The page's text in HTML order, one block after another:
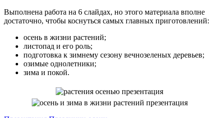
Выполнена работа на 6 слайдах, но этого материала вполне
достаточно, чтобы коснуться самых главных приготовлений:
осень в жизни растений;
листопад и его роль;
подготовка к зимнему сезону вечнозеленых деревьев;
озимые однолетники;
зима и покой.